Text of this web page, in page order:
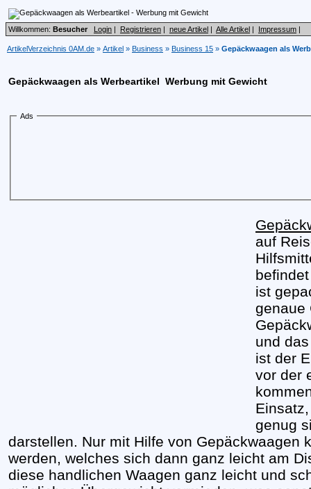
Willkommen: Besucher Login | Registrieren | neue Artikel | Alle Artikel | Impressum |
ArtikelVerzeichnis 0AM.de » Artikel » Business » Business 15 » Gepäckwaagen als
Gepäckwaagen als Werbeartikel  Werbung mit Gewicht
Ads
auf
ist
genaue
und
ist der
vor der
genug
darstellen. Nur mit Hilfe von Gepäckwaagen
werden, welches sich dann ganz leicht am
diese handlichen Waagen ganz leicht und